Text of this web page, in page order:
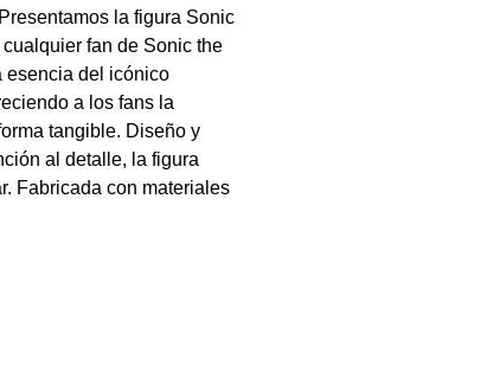
la figura Sonic
fan de Sonic the
esencia del icónico
a los fans la
tangible. Diseño y
al detalle, la figura
Fabricada con materiales